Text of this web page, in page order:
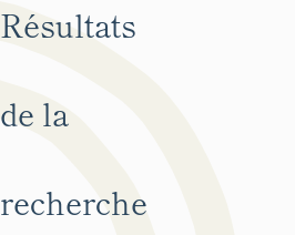
Résultats
de la
recherche